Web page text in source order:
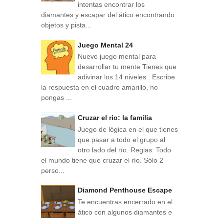
intentas encontrar los
diamantes y escapar del ático encontrando
objetos y pista...
Juego Mental 24
Nuevo juego mental para
desarrollar tu mente Tienes que
adivinar los 14 niveles . Escribe
la respuesta en el cuadro amarillo, no
pongas ...
Cruzar el rio: la familia
Juego de lógica en el que tienes
que pasar a todo el grupo al
otro lado del río. Reglas: Todo
el mundo tiene que cruzar el río. Sólo 2
perso...
Diamond Penthouse Escape
Te encuentras encerrado en el
ático con algunos diamantes e